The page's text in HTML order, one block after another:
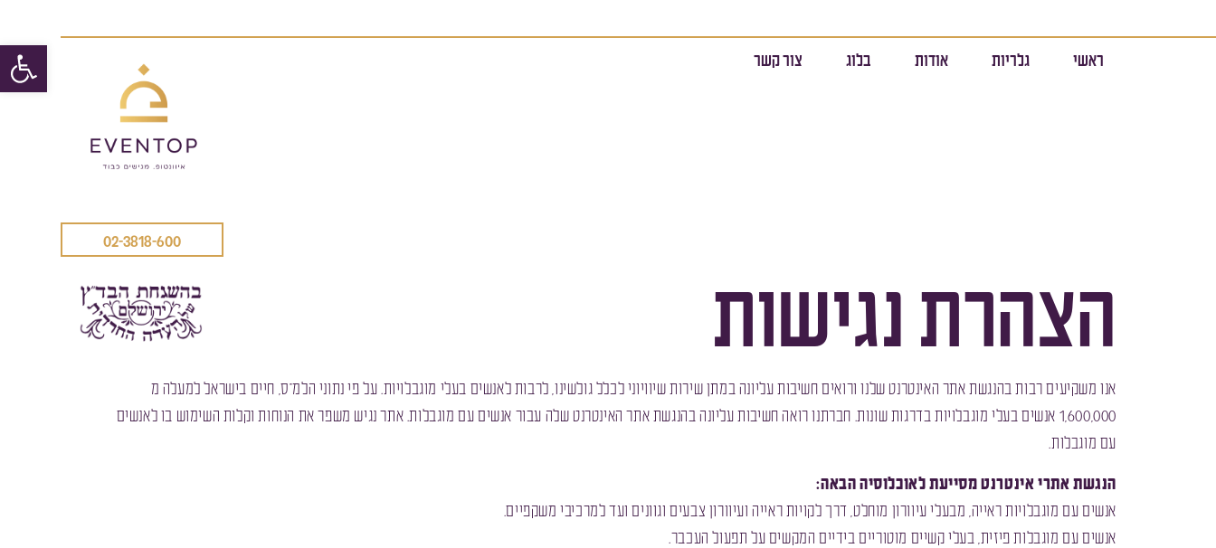
ראשי גלריות אודות בלוג צור קשר
02-3818-600
הצהרת נגישות
אנו משקיעים רבות בהנגשת אתר האינטרנט שלנו ורואים חשיבות עליונה במתן שירות שיוויוני לכלל גולשינו, לרבות לאנשים בעלי מוגבלויות. על פי נתוני הלמ”ס, חיים בישראל למעלה מ
1,600,000 אנשים בעלי מוגבלויות בדרגות שונות. חברתנו רואה חשיבות עליונה בהנגשת אתר האינטרנט שלה עבור אנשים עם מוגבלות. אתר נגיש משפר את הנוחות וקלות השימוש בו לאנשים
עם מוגבלות.
הנגשת אתרי אינטרנט מסייעת לאוכלוסיה הבאה:
אנשים עם מוגבלויות ראייה, מבעלי עיוורון מוחלט, דרך לקויות ראייה ועיוורון צבעים וגוונים ועד למרכיבי משקפיים.
אנשים עם מוגבלות פיזית, בעלי קשיים מוטוריים בידיים המקשים על תפעול העכבר.
פתח